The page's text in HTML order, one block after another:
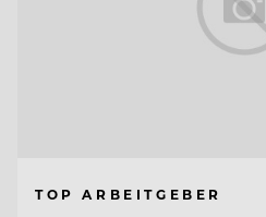
TOP ARBEITGEBER